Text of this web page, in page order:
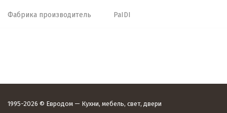
Фабрика производитель PaIDI
1995-2026 © Евродом — Кухни, мебель, свет, двери